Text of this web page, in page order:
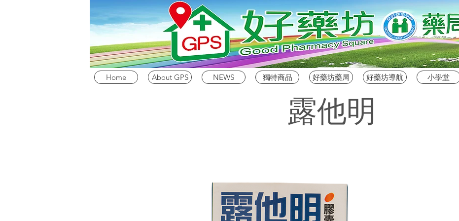
Home About GPS NEWS 獨特商品 好藥坊藥局 好藥坊導航 小學堂
露他明